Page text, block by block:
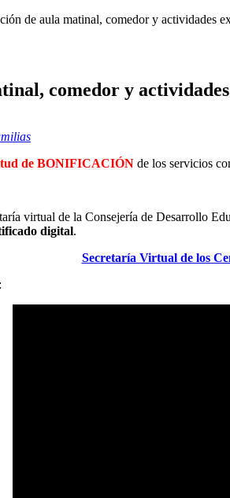
de aula matinal, comedor y actividades
comedor y
de BONIFICACIÓN de los servicios
virtual de la Consejería de Desarrollo
digital.
Secretaría Virtual de los